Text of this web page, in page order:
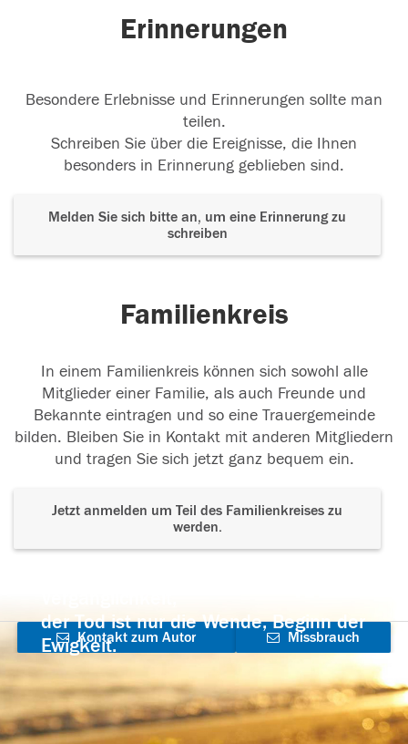
Erinnerungen
Besondere Erlebnisse und Erinnerungen sollte man
teilen.
Schreiben Sie über die Ereignisse, die Ihnen
besonders in Erinnerung geblieben sind.
Melden Sie sich bitte an, um eine Erinnerung zu
schreiben
Familienkreis
In einem Familienkreis können sich sowohl alle
Mitglieder einer Familie, als auch Freunde und
Bekannte eintragen und so eine Trauergemeinde
bilden. Bleiben Sie in Kontakt mit anderen Mitgliedern
und tragen Sie sich jetzt ganz bequem ein.
Jetzt anmelden um Teil des Familienkreises zu
werden.
der Tod ist nur die Wende, Beginn der
Ewigkeit.
Kontakt zum Autor
aufnehmen
Missbrauch